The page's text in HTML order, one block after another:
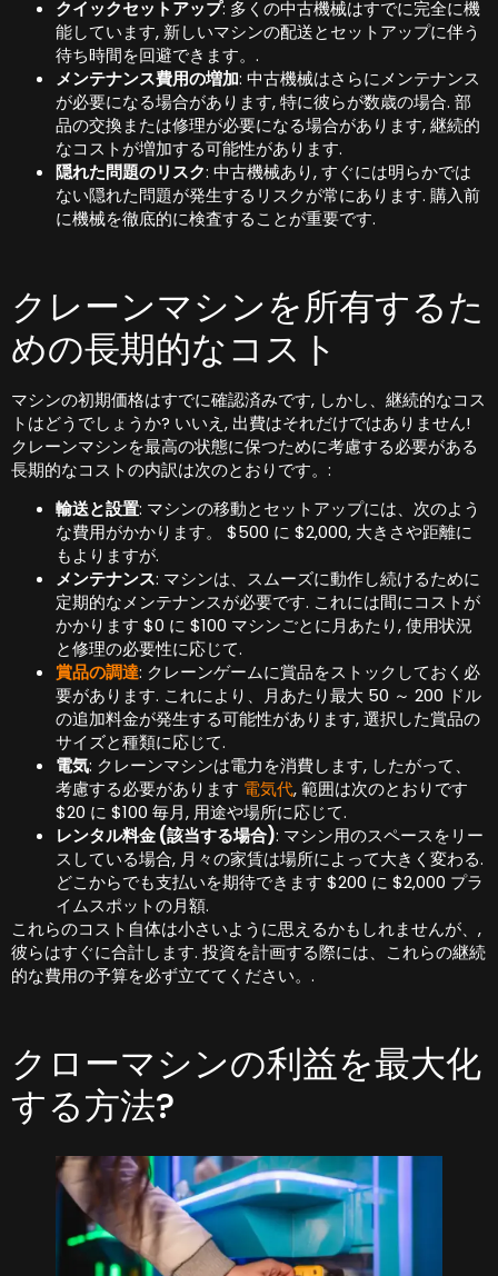
クイックセットアップ: 多くの中古機械はすでに完全に機
能しています, 新しいマシンの配送とセットアップに伴う
待ち時間を回避できます。.
メンテナンス費用の増加: 中古機械はさらにメンテナンス
が必要になる場合があります, 特に彼らが数歳の場合. 部
品の交換または修理が必要になる場合があります, 継続的
なコストが増加する可能性があります.
隠れた問題のリスク: 中古機械あり, すぐには明らかでは
ない隠れた問題が発生するリスクが常にあります. 購入前
に機械を徹底的に検査することが重要です.
クレーンマシンを所有するた
めの長期的なコスト
マシンの初期価格はすでに確認済みです, しかし、継続的なコス
トはどうでしょうか? いいえ, 出費はそれだけではありません!
クレーンマシンを最高の状態に保つために考慮する必要がある
長期的なコストの内訳は次のとおりです。:
輸送と設置: マシンの移動とセットアップには、次のよう
な費用がかかります。 $500 に $2,000, 大きさや距離に
もよりますが.
メンテナンス: マシンは、スムーズに動作し続けるために
定期的なメンテナンスが必要です. これには間にコストが
かかります $0 に $100 マシンごとに月あたり, 使用状況
と修理の必要性に応じて.
賞品の調達: クレーンゲームに賞品をストックしておく必
要があります. これにより、月あたり最大 50 ～ 200 ドル
の追加料金が発生する可能性があります, 選択した賞品の
サイズと種類に応じて.
電気: クレーンマシンは電力を消費します, したがって、
考慮する必要があります 電気代, 範囲は次のとおりです
$20 に $100 毎月, 用途や場所に応じて.
レンタル料金 (該当する場合): マシン用のスペースをリー
スしている場合, 月々の家賃は場所によって大きく変わる.
どこからでも支払いを期待できます $200 に $2,000 プラ
イムスポットの月額.
これらのコスト自体は小さいように思えるかもしれませんが、,
彼らはすぐに合計します. 投資を計画する際には、これらの継続
的な費用の予算を必ず立ててください。.
クローマシンの利益を最大化
する方法?